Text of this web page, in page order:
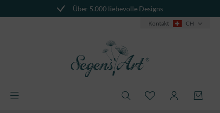
Über 5.000 liebevolle Designs
Kontakt CH